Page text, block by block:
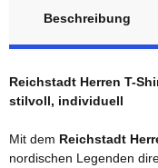
Beschreibung
Reichstadt Herren T-
stilvoll, individuell
Mit dem Reichstadt
nordischen Legenden